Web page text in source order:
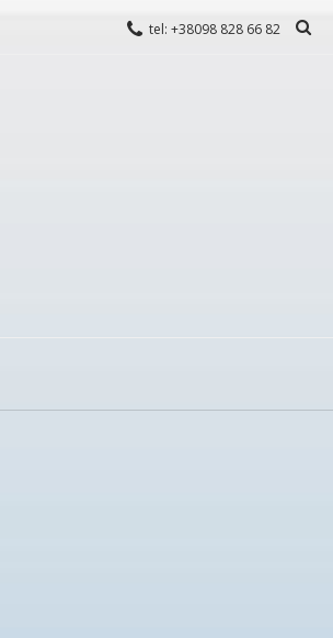
tel: +38098 828 66 82